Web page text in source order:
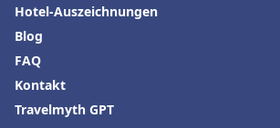
Hotel-Auszeichnungen
Blog
FAQ
Kontakt
Travelmyth GPT